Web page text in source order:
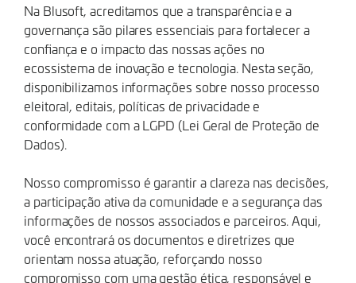
Na Blusoft, acreditamos que a transparência e a
governança são pilares essenciais para fortalecer a
confiança e o impacto das nossas ações no
ecossistema de inovação e tecnologia. Nesta seção,
disponibilizamos informações sobre nosso processo
eleitoral, editais, políticas de privacidade e
conformidade com a LGPD (Lei Geral de Proteção de
Dados).
Nosso compromisso é garantir a clareza nas decisões,
a participação ativa da comunidade e a segurança das
informações de nossos associados e parceiros. Aqui,
você encontrará os documentos e diretrizes que
orientam nossa atuação, reforçando nosso
compromisso com uma gestão ética, responsável e